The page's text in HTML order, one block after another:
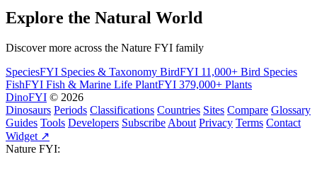
Explore the Natural World
Discover more across the Nature FYI family
SpeciesFYI Species & Taxonomy BirdFYI 11,000+ Bird Species
FishFYI Fish & Marine Life PlantFYI 379,000+ Plants
DinoFYI © 2026
Dinosaurs Periods Classifications Countries Sites Compare Glossary
Guides Tools Developers Subscribe About Privacy Terms Contact
Widget ↗
Nature FYI: